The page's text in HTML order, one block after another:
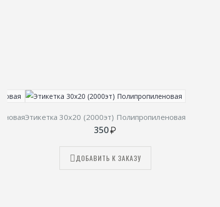
Этикетка 30х20 (2000эт) Полипропиленовая
350
ДОБАВИТЬ К ЗАКАЗУ